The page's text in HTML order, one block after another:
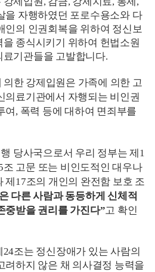
을 자행하였던 포로수용소와 다
인의 인권회복을 위하여 정신보
종식시키기 위하여 헌법소원
기관들을 고발합니다.
의한 강제입원은 가족에 의한 고
의료기관에서 자행되는 비인권
여, 폭력 등에 대하여 면죄부를
당사국으로서 우리 정부는 제1
조 고문 또는 비인도적인 대우나
제17조의 개인의 완전함 보호 조
다른 사람과 동등하게 신체적
중받을 권리를 가진다”고 확인
조는 정신장애가 있는 사람의
려하지 않은 채 의사결정 능력을